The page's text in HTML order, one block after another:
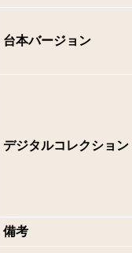
台本バージョン
デジタルコレクション
備考